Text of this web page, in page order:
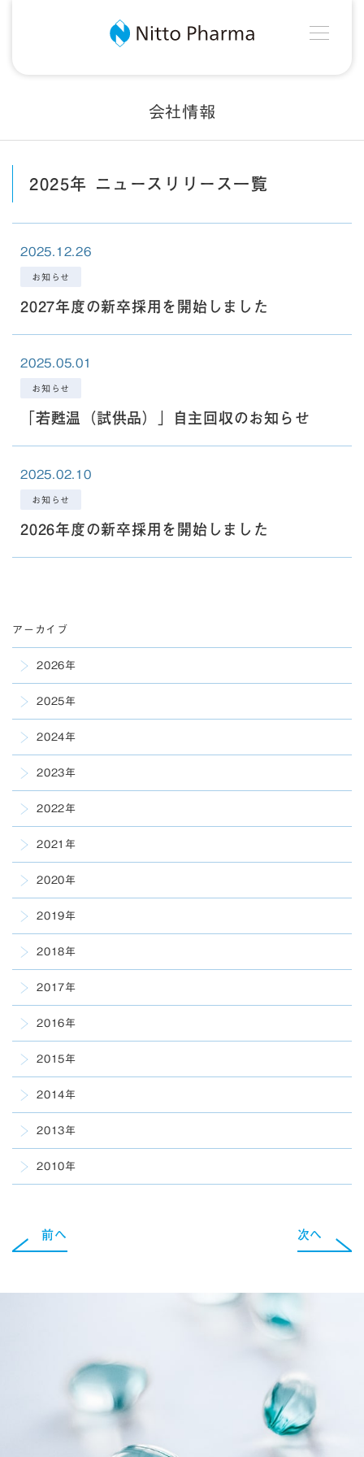
Nitto Pharma
会社情報
2025年 ニュースリリース一覧
2025.12.26
お知らせ
2027年度の新卒採用を開始しました
2025.05.01
お知らせ
「若甦温（試供品）」自主回収のお知らせ
2025.02.10
お知らせ
2026年度の新卒採用を開始しました
アーカイブ
2026年
2025年
2024年
2023年
2022年
2021年
2020年
2019年
2018年
2017年
2016年
2015年
2014年
2013年
2010年
前へ 次へ